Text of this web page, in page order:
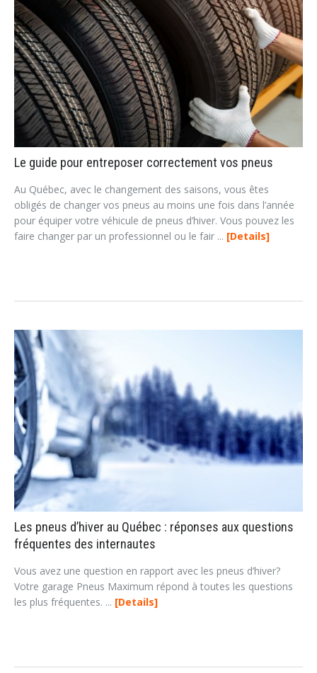
Le guide pour entreposer correctement vos pneus
Au Québec, avec le changement des saisons, vous êtes
obligés de changer vos pneus au moins une fois dans l’année
pour équiper votre véhicule de pneus d’hiver. Vous pouvez les
faire changer par un professionnel ou le fair ... Details
Les pneus d’hiver au Québec : réponses aux questions
fréquentes des internautes
Vous avez une question en rapport avec les pneus d’hiver?
Votre garage Pneus Maximum répond à toutes les questions
les plus fréquentes. ... Details